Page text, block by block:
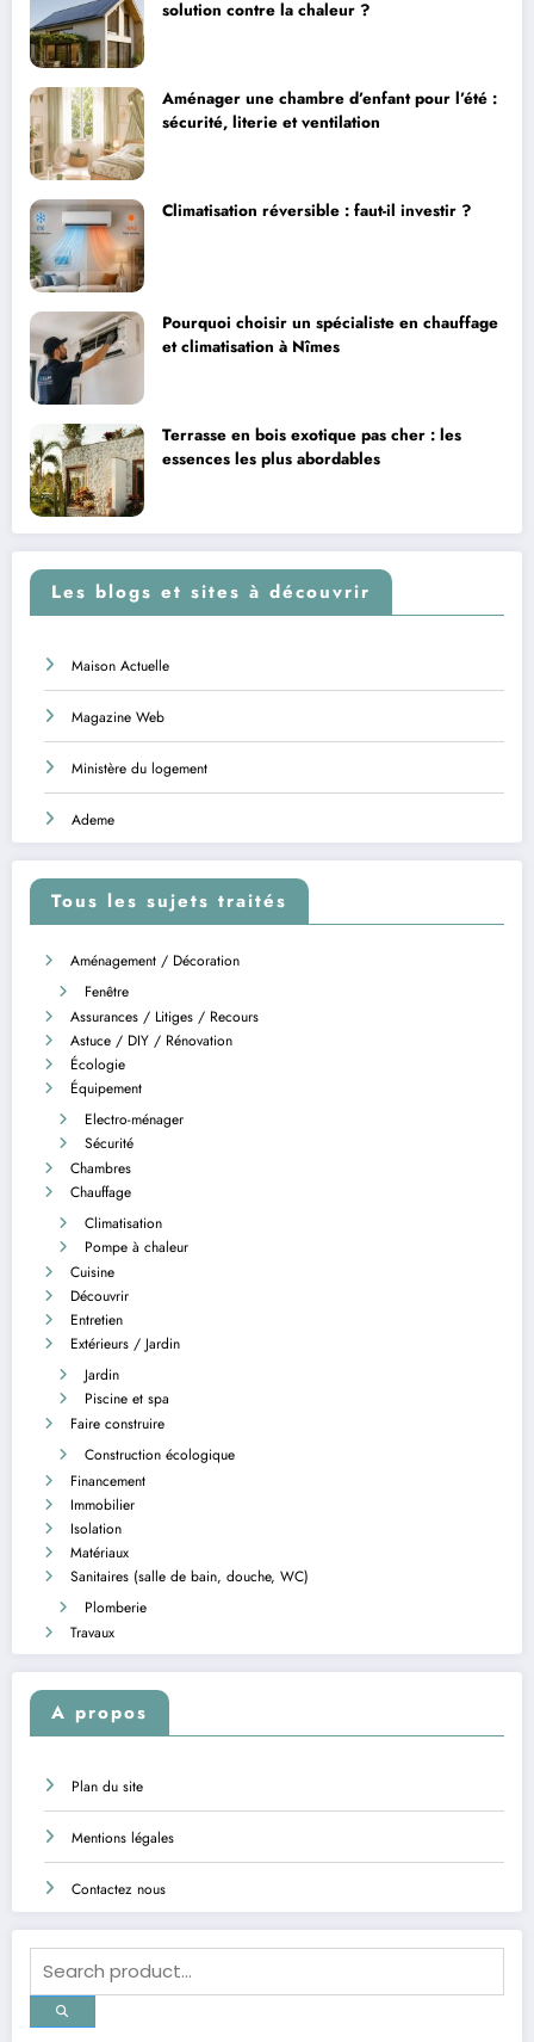
solution contre la chaleur ?
Aménager une chambre d’enfant pour l’été :
sécurité, literie et ventilation
Climatisation réversible : faut-il investir ?
Pourquoi choisir un spécialiste en chauffage
et climatisation à Nîmes
Terrasse en bois exotique pas cher : les
essences les plus abordables
Les blogs et sites à découvrir
Maison Actuelle
Magazine Web
Ministère du logement
Ademe
Tous les sujets traités
Aménagement / Décoration
Fenêtre
Assurances / Litiges / Recours
Astuce / DIY / Rénovation
Écologie
Équipement
Electro-ménager
Sécurité
Chambres
Chauffage
Climatisation
Pompe à chaleur
Cuisine
Découvrir
Entretien
Extérieurs / Jardin
Jardin
Piscine et spa
Faire construire
Construction écologique
Financement
Immobilier
Isolation
Matériaux
Sanitaires (salle de bain, douche, WC)
Plomberie
Travaux
A propos
Plan du site
Mentions légales
Contactez nous